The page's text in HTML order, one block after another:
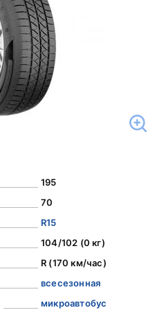
195
70
R15
104/102 (0 кг)
R (170 км/час)
всесезонная
микроавтобус